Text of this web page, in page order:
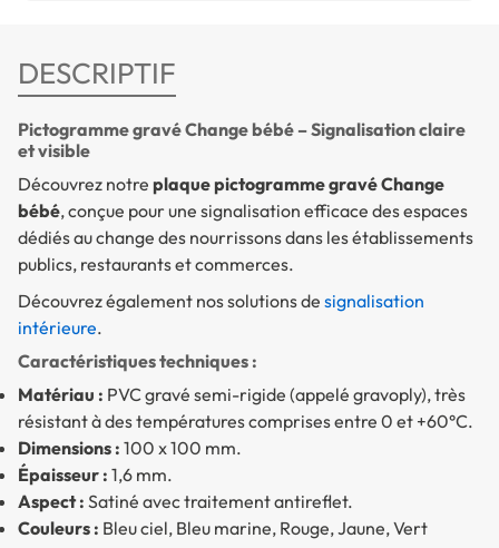
DESCRIPTIF
Pictogramme gravé Change bébé – Signalisation claire
et visible
Découvrez notre plaque pictogramme gravé Change
bébé, conçue pour une signalisation efficace des espaces
dédiés au change des nourrissons dans les établissements
publics, restaurants et commerces.
Découvrez également nos solutions de signalisation
intérieure.
Caractéristiques techniques :
Matériau : PVC gravé semi-rigide (appelé gravoply), très
résistant à des températures comprises entre 0 et +60°C.
Dimensions : 100 x 100 mm.
Épaisseur : 1,6 mm.
Aspect : Satiné avec traitement antireflet.
Couleurs : Bleu ciel, Bleu marine, Rouge, Jaune, Vert